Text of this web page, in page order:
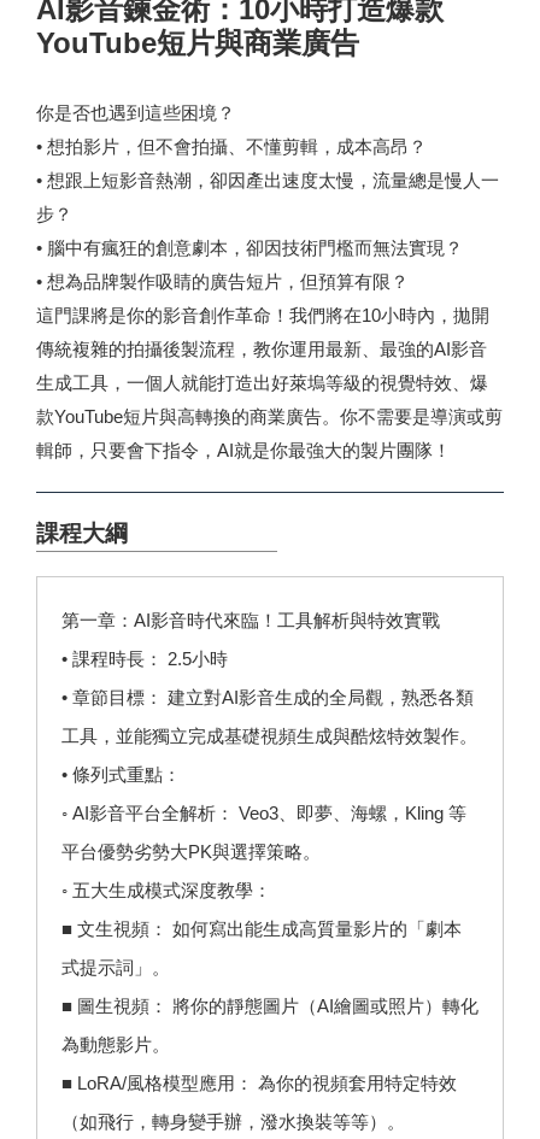
AI影音鍊金術：10小時打造爆款
YouTube短片與商業廣告
你是否也遇到這些困境？
• 想拍影片，但不會拍攝、不懂剪輯，成本高昂？
• 想跟上短影音熱潮，卻因產出速度太慢，流量總是慢人一
步？
• 腦中有瘋狂的創意劇本，卻因技術門檻而無法實現？
• 想為品牌製作吸睛的廣告短片，但預算有限？
這門課將是你的影音創作革命！我們將在10小時內，拋開
傳統複雜的拍攝後製流程，教你運用最新、最強的AI影音
生成工具，一個人就能打造出好萊塢等級的視覺特效、爆
款YouTube短片與高轉換的商業廣告。你不需要是導演或剪
輯師，只要會下指令，AI就是你最強大的製片團隊！
課程大綱
第一章：AI影音時代來臨！工具解析與特效實戰
• 課程時長： 2.5小時
• 章節目標： 建立對AI影音生成的全局觀，熟悉各類
工具，並能獨立完成基礎視頻生成與酷炫特效製作。
• 條列式重點：
◦ AI影音平台全解析： Veo3、即夢、海螺，Kling 等
平台優勢劣勢大PK與選擇策略。
◦ 五大生成模式深度教學：
■ 文生視頻： 如何寫出能生成高質量影片的「劇本
式提示詞」。
■ 圖生視頻： 將你的靜態圖片（AI繪圖或照片）轉化
為動態影片。
■ LoRA/風格模型應用： 為你的視頻套用特定特效
（如飛行，轉身變手辦，潑水換裝等等）。